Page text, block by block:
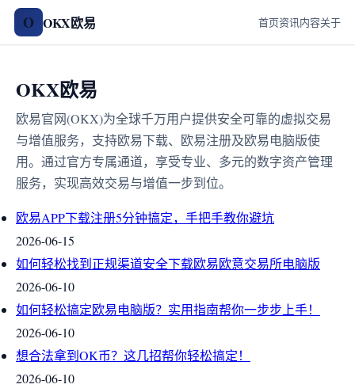
O OKX欧易 首页资讯内容关于
OKX欧易
欧易官网(OKX)为全球千万用户提供安全可靠的虚拟交易
与增值服务，支持欧易下载、欧易注册及欧易电脑版使
用。通过官方专属通道，享受专业、多元的数字资产管理
服务，实现高效交易与增值一步到位。
欧易APP下载注册5分钟搞定，手把手教你避坑
2026-06-15
如何轻松找到正规渠道安全下载欧易欧意交易所电脑版
2026-06-10
如何轻松搞定欧易电脑版？实用指南帮你一步步上手！
2026-06-10
想合法拿到OK币？这几招帮你轻松搞定！
2026-06-10